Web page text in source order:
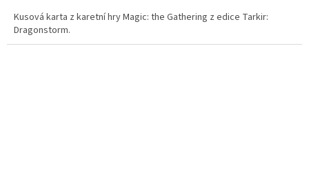
Kusová karta z karetní hry Magic: the Gathering z edice Tarkir:
Dragonstorm.